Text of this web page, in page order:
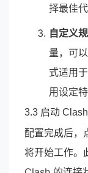
择最佳代
自定义
量，可
式适用
用设定
3.3 启动 Clash
配置完成后，
将开始工作。